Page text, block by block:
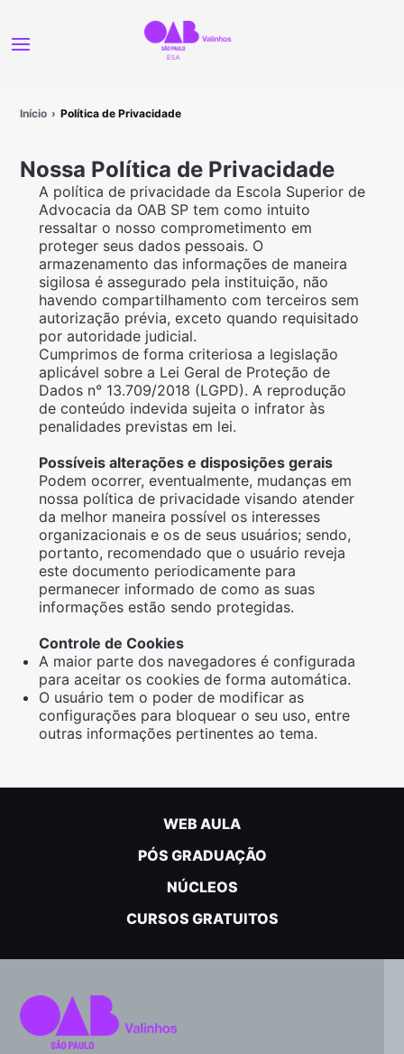
Início Política de Privacidade
Nossa Política de Privacidade
A política de privacidade da Escola Superior de
Advocacia da OAB SP tem como intuito
ressaltar o nosso comprometimento em
proteger seus dados pessoais. O
armazenamento das informações de maneira
sigilosa é assegurado pela instituição, não
havendo compartilhamento com terceiros sem
autorização prévia, exceto quando requisitado
por autoridade judicial.
Cumprimos de forma criteriosa a legislação
aplicável sobre a Lei Geral de Proteção de
Dados n° 13.709/2018 (LGPD). A reprodução
de conteúdo indevida sujeita o infrator às
penalidades previstas em lei.
Possíveis alterações e disposições gerais
Podem ocorrer, eventualmente, mudanças em
nossa política de privacidade visando atender
da melhor maneira possível os interesses
organizacionais e os de seus usuários; sendo,
portanto, recomendado que o usuário reveja
este documento periodicamente para
permanecer informado de como as suas
informações estão sendo protegidas.
Controle de Cookies
A maior parte dos navegadores é configurada
para aceitar os cookies de forma automática.
O usuário tem o poder de modificar as
configurações para bloquear o seu uso, entre
outras informações pertinentes ao tema.
WEB AULA
PÓS GRADUAÇÃO
NÚCLEOS
CURSOS GRATUITOS